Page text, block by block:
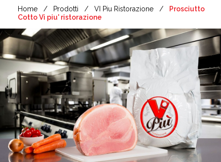
Home Prodotti VI Piu Ristorazione
Prosciutto
Cotto Vi piu' ristorazione